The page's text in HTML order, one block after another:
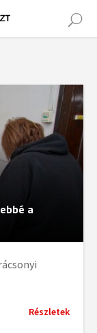
a
Részletek